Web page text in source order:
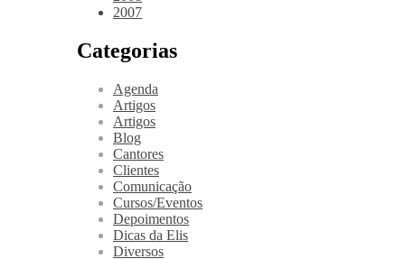
2007
Categorias
Agenda
Artigos
Artigos
Blog
Cantores
Clientes
Comunicação
Cursos/Eventos
Depoimentos
Dicas da Elis
Diversos